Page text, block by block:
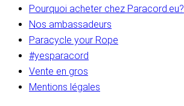
Pourquoi acheter chez Paracord.eu?
Nos ambassadeurs
Paracycle your Rope
#yesparacord
Vente en gros
Mentions légales